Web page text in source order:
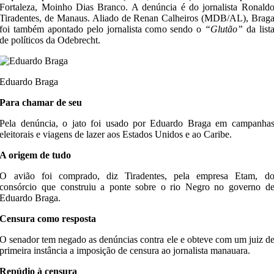
Fortaleza, Moinho Dias Branco. A denúncia é do jornalista Ronaldo
Tiradentes, de Manaus. Aliado de Renan Calheiros (MDB/AL), Braga
foi também apontado pelo jornalista como sendo o “Glutão” da lista
de políticos da Odebrecht.
Eduardo Braga
Para chamar de seu
Pela denúncia, o jato foi usado por Eduardo Braga em campanhas
eleitorais e viagens de lazer aos Estados Unidos e ao Caribe.
A origem de tudo
O avião foi comprado, diz Tiradentes, pela empresa Etam, do
consórcio que construiu a ponte sobre o rio Negro no governo de
Eduardo Braga.
Censura como resposta
O senador tem negado as denúncias contra ele e obteve com um juiz de
primeira instância a imposição de censura ao jornalista manauara.
Repúdio à censura